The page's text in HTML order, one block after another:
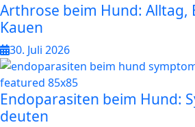
Arthrose beim Hund: Alltag,
Kauen
30. Juli 2026
Endoparasiten beim Hund:
deuten